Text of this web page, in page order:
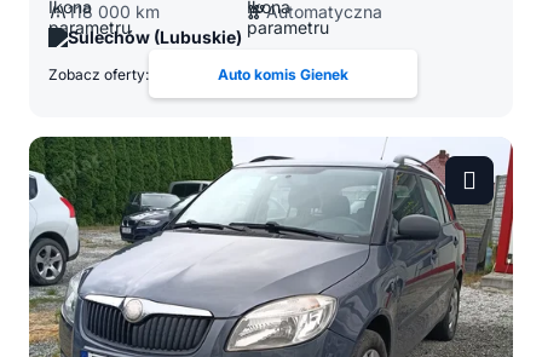
118 000 km
Automatyczna
Sulechów (Lubuskie)
Zobacz oferty: Auto komis Gienek